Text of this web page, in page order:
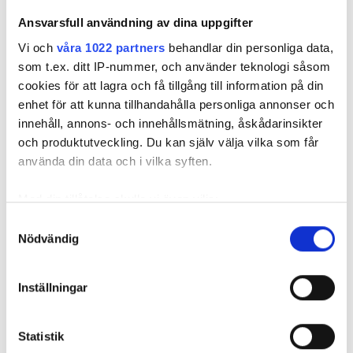
Ansvarsfull användning av dina uppgifter
Vi och våra 1022 partners behandlar din personliga data,
som t.ex. ditt IP-nummer, och använder teknologi såsom
cookies för att lagra och få tillgång till information på din
enhet för att kunna tillhandahålla personliga annonser och
innehåll, annons- och innehållsmätning, åskådarinsikter
och produktutveckling. Du kan själv välja vilka som får
använda din data och i vilka syften.
Med din tillåtelse skulle vi även vilja:
som kan ha en noggrannhet på upp till flera meter
Ta reda på mer om hur dina personliga uppgifter
Du kan ändra eller dra tillbaka ditt samtycke när som
Nödvändig
Inställningar
Statistik
REKOMMENDERADE ARTIKLAR
betong fyllde
FÖR PRENUMERANTER
desinfektionslösningar
FÖR
Ingen
ha över